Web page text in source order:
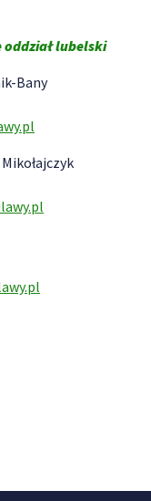
lubelski
Bany